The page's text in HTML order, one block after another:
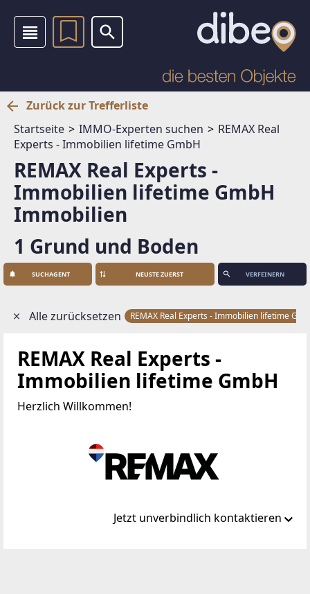
Zurück zur Trefferliste
Startseite
IMMO-Experten suchen
REMAX Real
Experts - Immobilien lifetime GmbH
REMAX Real Experts -
Immobilien lifetime GmbH
Immobilien
1 Grund und Boden
SUCHAGENT VERFEINERN
Alle zurücksetzen REMAX Real Experts - Immobilien lifetime
REMAX Real Experts -
Immobilien lifetime GmbH
Herzlich Willkommen!
Jetzt unverbindlich kontaktieren